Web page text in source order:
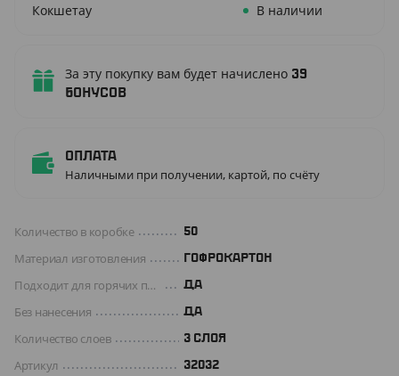
Кокшетау
В наличии
За эту покупку вам будет начислено 39
бонусов
Оплата
Наличными при получении, картой, по счёту
Количество в коробке 50
Материал изготовления ГОФРОКАРТОН
Подходит для горячих продуктов ДА
Без нанесения ДА
Количество слоев 3 СЛОЯ
Артикул 32032